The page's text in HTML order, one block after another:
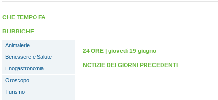
CHE TEMPO FA
RUBRICHE
Animalerie
Benessere e Salute
Enogastronomia
Oroscopo
Turismo
24 ORE giovedì 19 giugno
NOTIZIE DEI GIORNI PRECEDENTI